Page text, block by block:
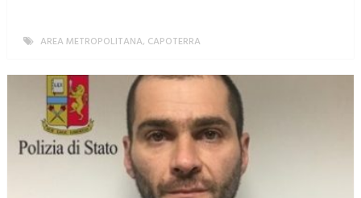
AREA METROPOLITANA, CAPOTERRA